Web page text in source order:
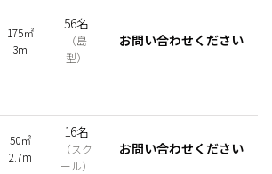
175㎡
3m
56名
（島
型）
お問い合わせください
50㎡
2.7m
16名
（スク
ール）
お問い合わせください